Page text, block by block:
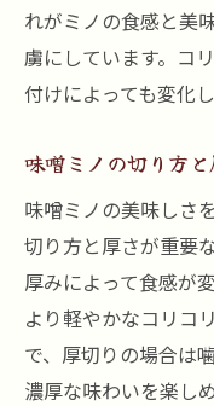
れがミノの食感と美
虜にしています。コ
付けによっても変化
味噌ミノの切り方
味噌ミノの美味しさ
切り方と厚さが重要
厚みによって食感が
より軽やかなコリコ
で、厚切りの場合は
濃厚な味わいを楽し